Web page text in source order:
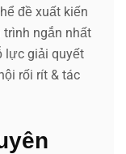
đề xuất kiến
trình ngắn nhất
lực giải quyết
rối rít & tác